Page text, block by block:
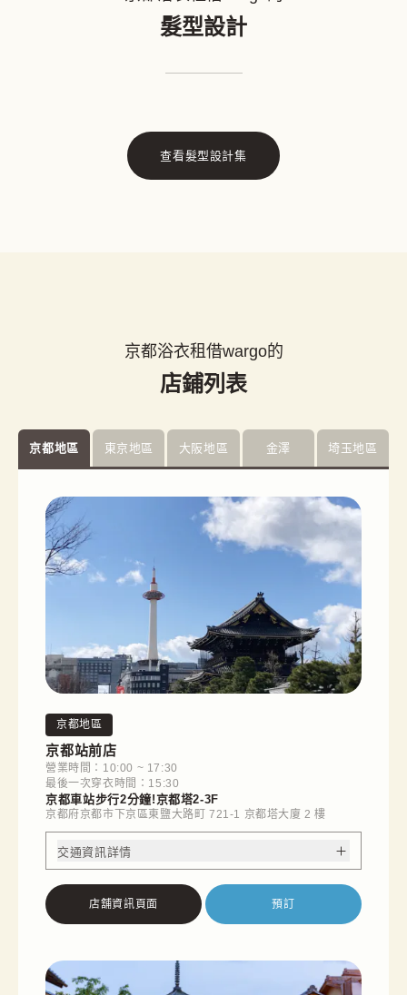
髮型設計
查看髮型設計集
京都浴衣租借wargo的
店鋪列表
京都地區 東京地區 大阪地區 金澤 埼玉地區
京都地區
京都站前店
營業時間：10:00 ~ 17:30
最後一次穿衣時間：15:30
京都車站步行2分鐘!京都塔2-3F
京都府京都市下京區東鹽大路町 721-1 京都塔大廈 2 樓
交通資訊詳情
店舖資訊頁面 預訂